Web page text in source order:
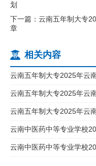
划
下一篇：云南五年制大专
章
相关内容
云南五年制大专2025年云
云南五年制大专2025年云
云南五年制大专2025年云
云南中医药中等专业学校
云南中医药中等专业学校